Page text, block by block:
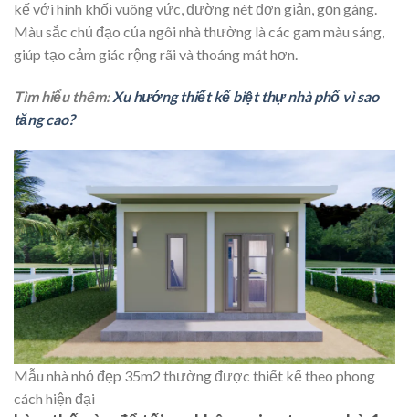
kế với hình khối vuông vức, đường nét đơn giản, gọn gàng.
Màu sắc chủ đạo của ngôi nhà thường là các gam màu sáng,
giúp tạo cảm giác rộng rãi và thoáng mát hơn.
Tìm hiểu thêm:Xu hướng thiết kế biệt thự nhà phố vì sao
tăng cao?
Mẫu nhà nhỏ đẹp 35m2 thường được thiết kế theo phong
cách hiện đại